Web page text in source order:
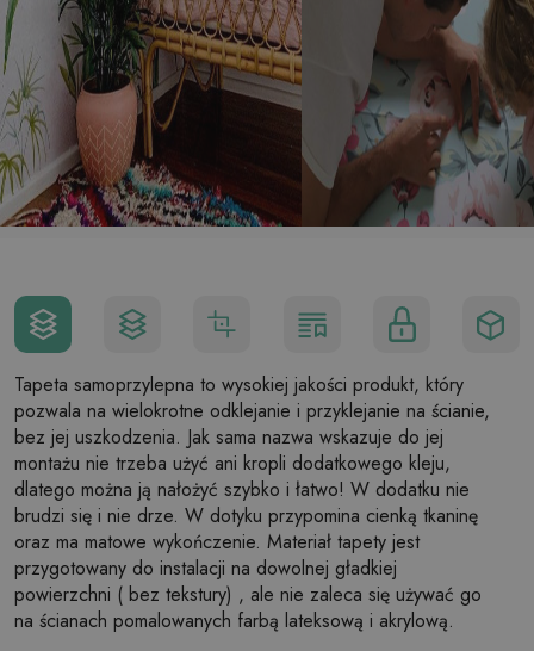
Tapeta samoprzylepna to wysokiej jakości produkt, który
pozwala na wielokrotne odklejanie i przyklejanie na ścianie,
bez jej uszkodzenia. Jak sama nazwa wskazuje do jej
montażu nie trzeba użyć ani kropli dodatkowego kleju,
dlatego można ją nałożyć szybko i łatwo! W dodatku nie
brudzi się i nie drze. W dotyku przypomina cienką tkaninę
oraz ma matowe wykończenie. Materiał tapety jest
przygotowany do instalacji na dowolnej gładkiej
powierzchni ( bez tekstury) , ale nie zaleca się używać go
na ścianach pomalowanych farbą lateksową i akrylową.